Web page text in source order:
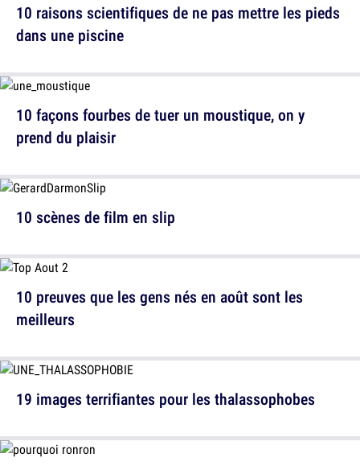
10 façons fourbes de tuer un moustique, on y
prend du plaisir
10 preuves que les gens nés en août sont les
meilleurs
10 raisons scientifiques de ne pas mettre les pieds
dans une piscine
10 scènes de film en slip
19 images terrifiantes pour les thalassophobes